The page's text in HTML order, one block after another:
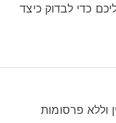
כדי לבדוק כיצד
פרסומות